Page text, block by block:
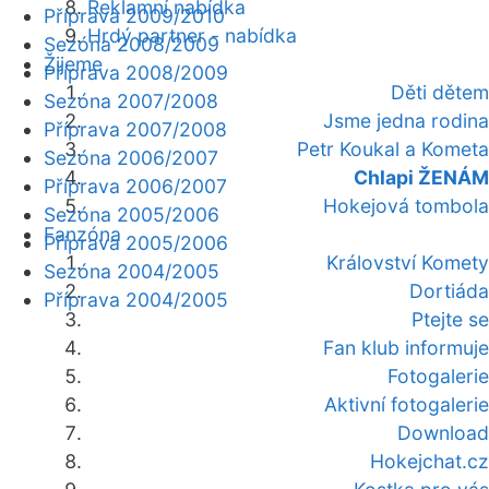
Reklamní nabídka
Hrdý partner - nabídka
Žijeme
Děti dětem
Jsme jedna rodina
Petr Koukal a Kometa
Chlapi ŽENÁM
Hokejová tombola
Fanzóna
Království Komety
Dortiáda
Ptejte se
Fan klub informuje
Fotogalerie
Aktivní fotogalerie
Download
Hokejchat.cz
Příprava 2009/2010
Sezóna 2008/2009
Příprava 2008/2009
Sezóna 2007/2008
Příprava 2007/2008
Sezóna 2006/2007
Příprava 2006/2007
Sezóna 2005/2006
Příprava 2005/2006
Sezóna 2004/2005
Příprava 2004/2005